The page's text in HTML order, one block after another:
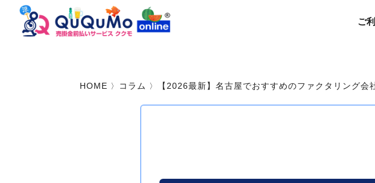
ご
HOME コラム 【2026最新】名古屋でおすすめのファクタリング